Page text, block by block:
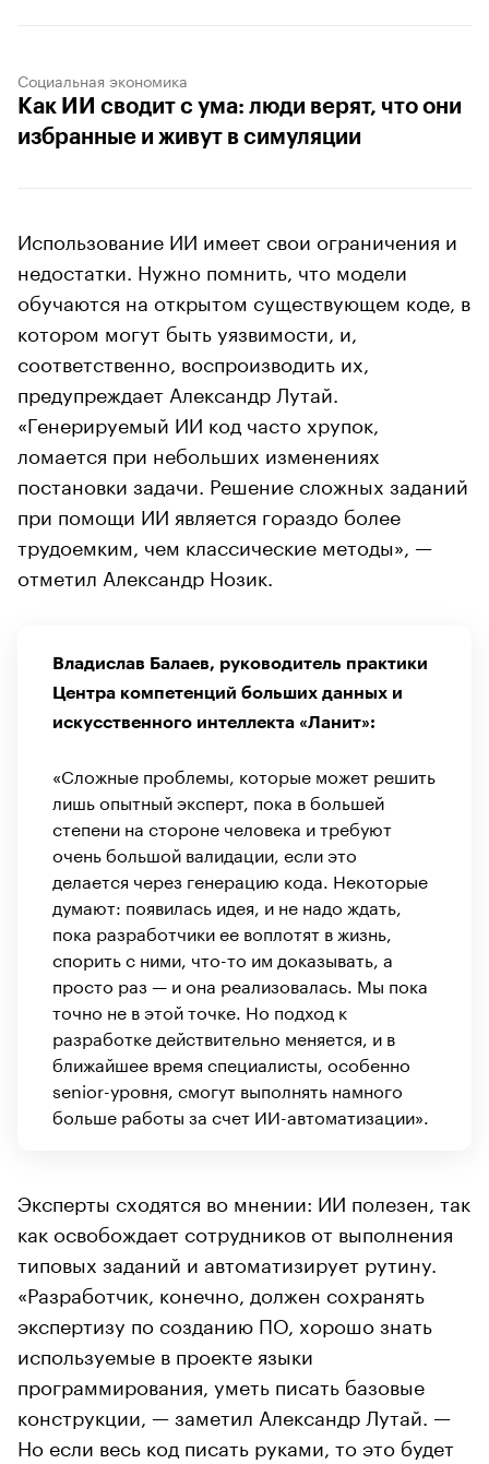
Социальная экономика
Как ИИ сводит с ума: люди верят, что они
избранные и живут в симуляции
Использование ИИ имеет свои ограничения и
недостатки. Нужно помнить, что модели
обучаются на открытом существующем коде, в
котором могут быть уязвимости, и,
соответственно, воспроизводить их,
предупреждает Александр Лутай.
«Генерируемый ИИ код часто хрупок,
ломается при небольших изменениях
постановки задачи. Решение сложных заданий
при помощи ИИ является гораздо более
трудоемким, чем классические методы», —
отметил Александр Нозик.
Владислав Балаев, руководитель практики
Центра компетенций больших данных и
искусственного интеллекта «Ланит»:
«Сложные проблемы, которые может решить
лишь опытный эксперт, пока в большей
степени на стороне человека и требуют
очень большой валидации, если это
делается через генерацию кода. Некоторые
думают: появилась идея, и не надо ждать,
пока разработчики ее воплотят в жизнь,
спорить с ними, что-то им доказывать, а
просто раз — и она реализовалась. Мы пока
точно не в этой точке. Но подход к
разработке действительно меняется, и в
ближайшее время специалисты, особенно
senior-уровня, смогут выполнять намного
больше работы за счет ИИ-автоматизации».
Эксперты сходятся во мнении: ИИ полезен, так
как освобождает сотрудников от выполнения
типовых заданий и автоматизирует рутину.
«Разработчик, конечно, должен сохранять
экспертизу по созданию ПО, хорошо знать
используемые в проекте языки
программирования, уметь писать базовые
конструкции, — заметил Александр Лутай. —
Но если весь код писать руками, то это будет